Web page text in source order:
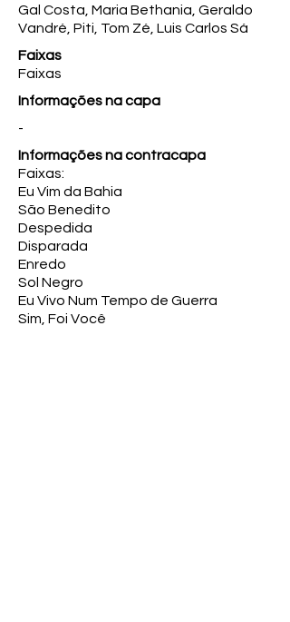
Gal Costa, Maria Bethania, Geraldo
Vandré, Piti, Tom Zé, Luis Carlos Sá
Faixas
Faixas
Informações na capa
-
Informações na contracapa
Faixas:
Eu Vim da Bahia
São Benedito
Despedida
Disparada
Enredo
Sol Negro
Eu Vivo Num Tempo de Guerra
Sim, Foi Você